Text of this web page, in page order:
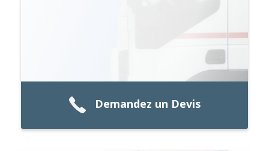
Demandez un Devis